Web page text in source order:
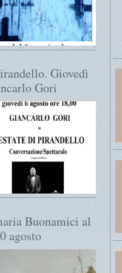
Giovedì
Gori
Buonamici al
agosto